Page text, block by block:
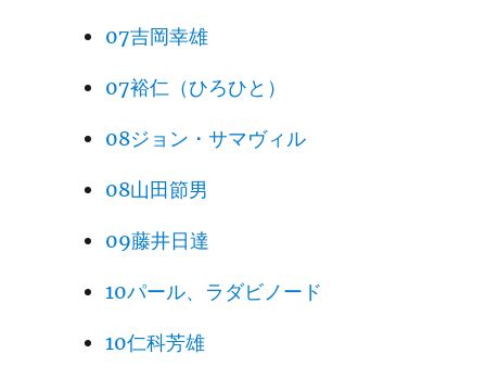
07吉岡幸雄
07裕仁（ひろひと）
08ジョン・サマヴィル
08山田節男
09藤井日達
10パール、ラダビノード
10仁科芳雄